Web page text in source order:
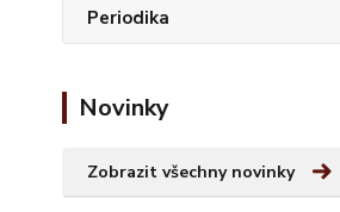
Periodika
Novinky
Zobrazit všechny novinky